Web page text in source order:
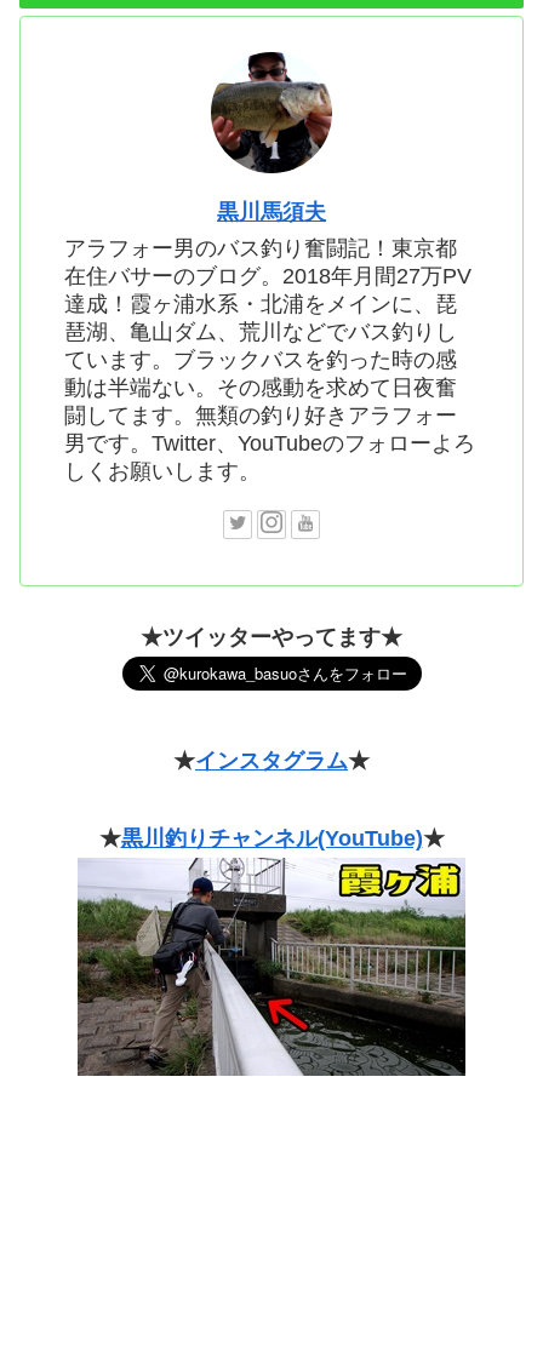
黒川馬須夫
アラフォー男のバス釣り奮闘記！東京都
在住バサーのブログ。2018年月間27万PV
達成！霞ヶ浦水系・北浦をメインに、琵
琶湖、亀山ダム、荒川などでバス釣りし
ています。ブラックバスを釣った時の感
動は半端ない。その感動を求めて日夜奮
闘してます。無類の釣り好きアラフォー
男です。Twitter、YouTubeのフォローよろ
しくお願いします。
★ツイッターやってます★
★インスタグラム★
★黒川釣りチャンネル(YouTube)★